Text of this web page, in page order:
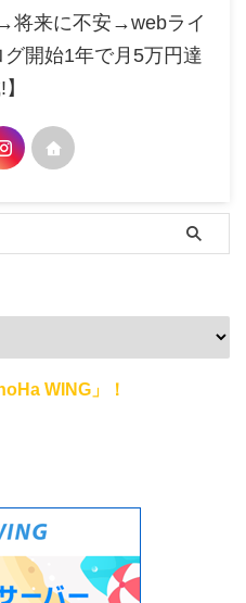
将来に不安→webライ
開始1年で月5万円達
WING」！